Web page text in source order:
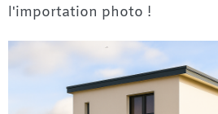
l'importation photo !